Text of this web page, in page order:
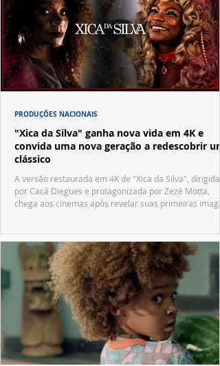
"Xica da Silva" ganha nova vida em 4K e
convida uma nova geração a redescobrir um
clássico
A versão restaurada em 4K de "Xica da Silva", dirigida
por Cacá Diegues e protagonizada por Zezé Motta,
chega aos cinemas após revelar suas primeiras
PRODUÇÕES NACIONAIS